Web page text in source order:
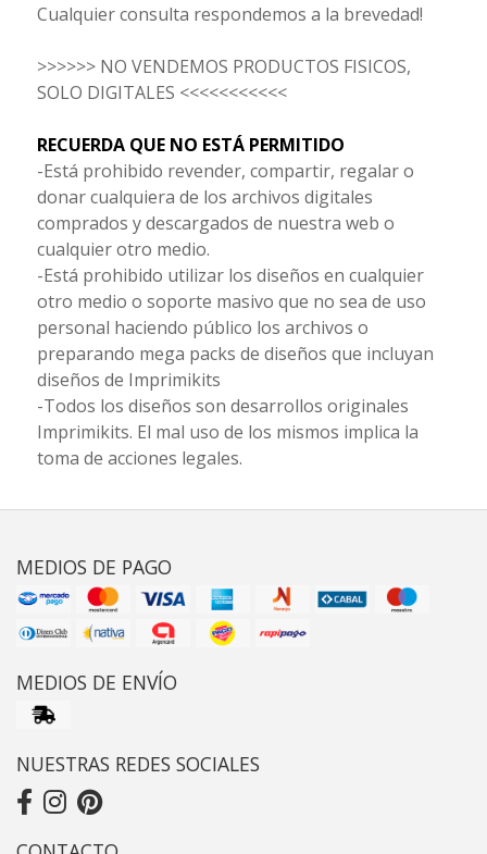
Cualquier consulta respondemos a la brevedad!
>>>>>> NO VENDEMOS PRODUCTOS FISICOS,
SOLO DIGITALES <<<<<<<<<<<
RECUERDA QUE NO ESTÁ PERMITIDO
-Está prohibido revender, compartir, regalar o
donar cualquiera de los archivos digitales
comprados y descargados de nuestra web o
cualquier otro medio.
-Está prohibido utilizar los diseños en cualquier
otro medio o soporte masivo que no sea de uso
personal haciendo público los archivos o
preparando mega packs de diseños que incluyan
diseños de Imprimikits
-Todos los diseños son desarrollos originales
Imprimikits. El mal uso de los mismos implica la
toma de acciones legales.
MEDIOS DE PAGO
MEDIOS DE ENVÍO
NUESTRAS REDES SOCIALES